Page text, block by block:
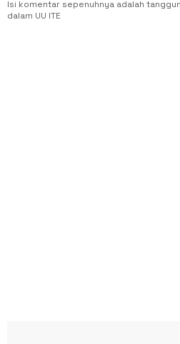
Isi komentar sepenuhnya adalah
dalam UU ITE